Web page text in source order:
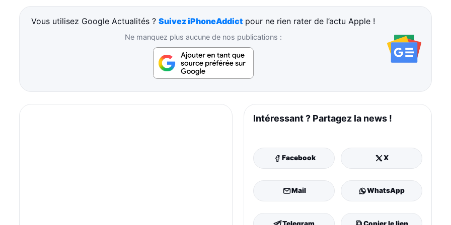
Vous utilisez Google Actualités ?Suivez iPhoneAddict pour ne rien rater de l’actu Apple !
Ne manquez plus aucune de nos publications :
Intéressant ? Partagez la news !
Facebook X
Mail WhatsApp
Telegram Copier le lien